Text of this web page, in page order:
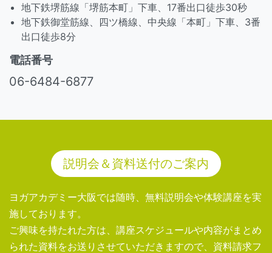
地下鉄堺筋線「堺筋本町」下車、17番出口徒歩30秒
地下鉄御堂筋線、四ツ橋線、中央線「本町」下車、3番
出口徒歩8分
電話番号
06-6484-6877
説明会＆資料送付のご案内
ヨガアカデミー大阪では随時、無料説明会や体験講座を実
施しております。
ご興味を持たれた方は、講座スケジュールや内容がまとめ
られた資料をお送りさせていただきますので、資料請求フ